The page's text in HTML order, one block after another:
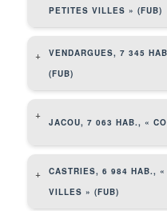
PETITES VILLES » (FUB)
+
VENDARGUES, 7 345
(FUB)
+
JACOU, 7 063 HAB., «
+
CASTRIES, 6 984 HAB.,
VILLES » (FUB)